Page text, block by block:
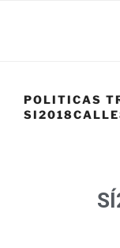
POLITICAS